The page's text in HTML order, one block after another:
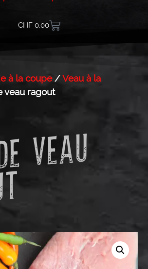
CHF0.00
à la coupe/Veau à la
ragout